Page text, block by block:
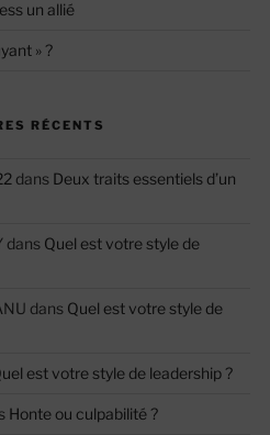
un allié
» ?
RÉCENTS
dans Deux traits essentiels d’un
dans Quel est votre style de
dans Quel est votre style de
est votre style de leadership ?
Honte ou culpabilité ?